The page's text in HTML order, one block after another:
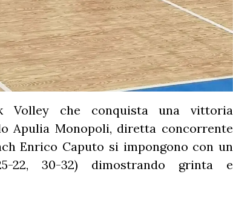
Volley che conquista una vittoria
Apulia Monopoli, diretta concorrente
Enrico Caputo si impongono con un
22, 30-32) dimostrando grinta e